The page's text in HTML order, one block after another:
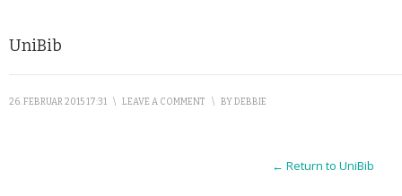
UniBib
26. FEBRUAR 2015 17:31 \ LEAVE A COMMENT \ BYDEBBIE
← Return to UniBib